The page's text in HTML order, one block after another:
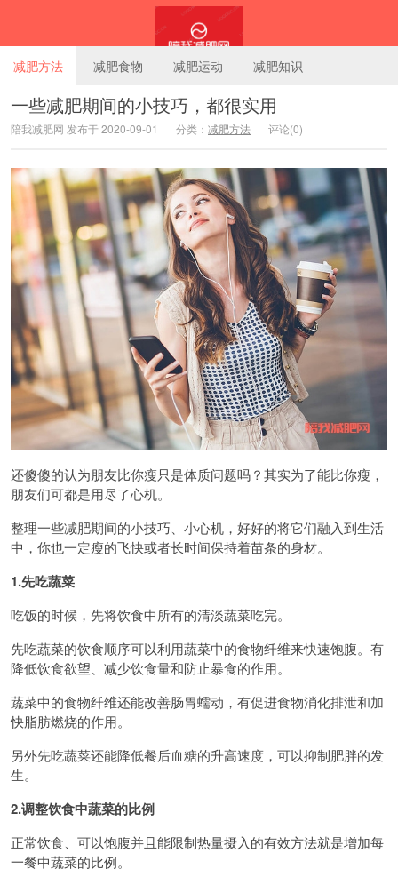
陪我减肥网
减肥方法 减肥食物 减肥运动 减肥知识
一些减肥期间的小技巧，都很实用
陪我减肥网 发布于 2020-09-01 分类： 减肥方法 评论(0)
还傻傻的认为朋友比你瘦只是体质问题吗？其实为了能比你瘦，
朋友们可都是用尽了心机。
整理一些减肥期间的小技巧、小心机，好好的将它们融入到生活
中，你也一定瘦的飞快或者长时间保持着苗条的身材。
1.先吃蔬菜
吃饭的时候，先将饮食中所有的清淡蔬菜吃完。
先吃蔬菜的饮食顺序可以利用蔬菜中的食物纤维来快速饱腹。有
降低饮食欲望、减少饮食量和防止暴食的作用。
蔬菜中的食物纤维还能改善肠胃蠕动，有促进食物消化排泄和加
快脂肪燃烧的作用。
另外先吃蔬菜还能降低餐后血糖的升高速度，可以抑制肥胖的发
生。
2.调整饮食中蔬菜的比例
正常饮食、可以饱腹并且能限制热量摄入的有效方法就是增加每
一餐中蔬菜的比例。